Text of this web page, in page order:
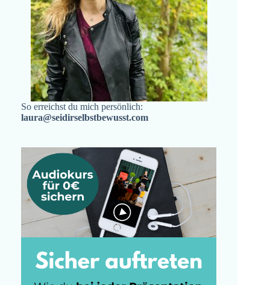
So erreichst du mich persönlich:
laura@seidirselbstbewusst.com